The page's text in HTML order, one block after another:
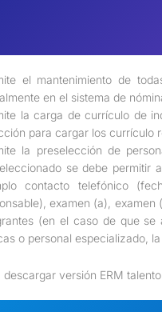
el mantenimiento de
en el sistema de
la carga de currículo de
para cargar los currículo
la preselección de
se debe permitir
contacto telefónico
examen (a),
(en el caso de que se
o personal especializado,
descargar versión ERM